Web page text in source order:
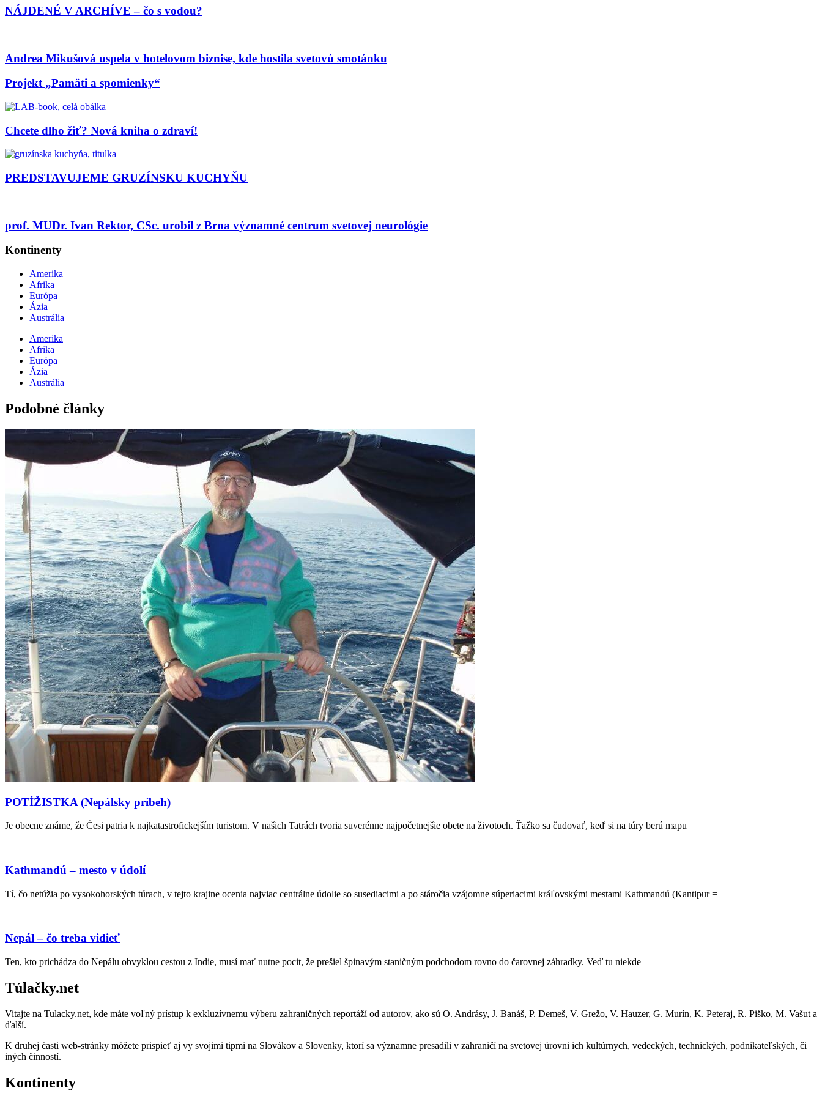
NÁJDENÉ V ARCHÍVE – čo s vodou?
Andrea Mikušová uspela v hotelovom biznise, kde hostila svetovú smotánku
Projekt „Pamäti a spomienky“
Chcete dlho žiť? Nová kniha o zdraví!
PREDSTAVUJEME GRUZÍNSKU KUCHYŇU
prof. MUDr. Ivan Rektor, CSc. urobil z Brna významné centrum svetovej neurológie
Kontinenty
Amerika
Afrika
Európa
Ázia
Austrália
Amerika
Afrika
Európa
Ázia
Austrália
Podobné články
POTÍŽISTKA (Nepálsky príbeh)
Je obecne známe, že Česi patria k najkatastrofickejším turistom. V našich Tatrách tvoria suverénne najpočetnejšie obete na životoch. Ťažko sa čudovať, keď si na túry berú mapu
Kathmandú – mesto v údolí
Tí, čo netúžia po vysokohorských túrach, v tejto krajine ocenia najviac centrálne údolie so susediacimi a po stáročia vzájomne súperiacimi kráľovskými mestami Kathmandú (Kantipur =
Nepál – čo treba vidieť
Ten, kto prichádza do Nepálu obvyklou cestou z Indie, musí mať nutne pocit, že prešiel špinavým staničným podchodom rovno do čarovnej záhradky. Veď tu niekde
Túlačky.net
Vitajte na Tulacky.net, kde máte voľný prístup k exkluzívnemu výberu zahraničných reportáží od autorov, ako sú O. Andrásy, J. Banáš, P. Demeš, V. Grežo, V. Hauzer, G. Murín, K. Peteraj, R. Piško, M. Vašut a
ďalší.
K druhej časti web-stránky môžete prispieť aj vy svojimi tipmi na Slovákov a Slovenky, ktorí sa významne presadili v zahraničí na svetovej úrovni ich kultúrnych, vedeckých, technických, podnikateľských, či
iných činností.
Kontinenty